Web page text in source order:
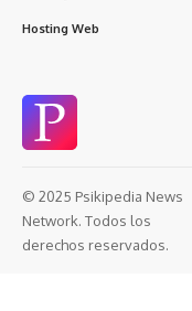
Hosting Web
© 2025 Psikipedia News
Network. Todos los
derechos reservados.